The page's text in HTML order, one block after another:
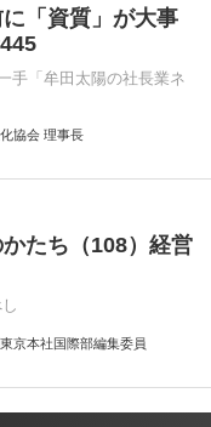
「資質」が大事
手「牟田太陽の社長業ネ
協会 理事長
たち（108）経営
京本社国際部編集委員